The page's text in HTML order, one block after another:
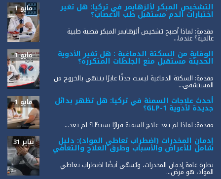
التشخيص المبكر لألزهايمر في تركيا: هل تغير
اختبارات الدم مستقبل طب الأعصاب؟
مايو 1
مقدمة: لماذا أصبح تشخيص ألزهايمر المبكر قضية طبية
عالمية؟ عندما...
الوقاية من السكتة الدماغية : هل تغير الأدوية
الحديثة مستقبل منع الجلطات المتكررة؟
مايو 1
مقدمة: السكتة الدماغية ليست حدثًا عابرًا ينتهي بالخروج من
المستشفى...
أحدث علاجات السمنة في تركيا: هل تظهر بدائل
جديدة لأدوية GLP-1؟
مايو 1
مقدمة: لماذا لم يعد علاج السمنة قرارًا بسيطًا؟ لم تعد...
إدمان المخدرات (اضطراب تعاطي المواد): دليل
شامل للأعراض والأسباب وطرق العلاج والتعافي
يناير 31
نظرة عامة إدمان المخدرات، ويُسمّى أيضًا اضطراب تعاطي
المواد، هو مرض...